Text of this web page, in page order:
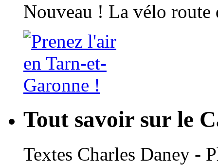
Nouveau ! La vélo route
Tout savoir sur le
Textes Charles Daney -